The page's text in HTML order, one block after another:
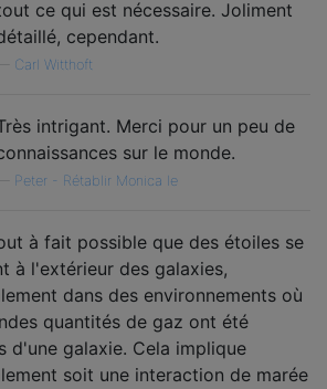
ce qui est nécessaire. Joliment
cependant.
Carl Witthoft
intrigant. Merci pour un peu de
sur le monde.
Peter - Rétablir Monica le
à fait possible que des étoiles se
à l'extérieur des galaxies,
dans des environnements où
quantités de gaz ont été
d'une galaxie. Cela implique
soit une interaction de marée